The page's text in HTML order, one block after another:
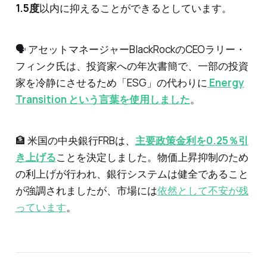
1.5度以内に抑えることができるとしています。
🗣 アセットマネージャーBlackRockのCEOラリー・
フィンク氏は、投資家への年次書簡で、一部の投資
家を冷静にさせるため「ESG」の代わりに Energy
Transition という言葉を使用しました。
🏦 米国の中央銀行FRBは、 主要政策金利を0.25％引
き上げることを決定しました。物価上昇抑制のため
の利上げが行われ、銀行システムは健全であること
が強調されましたが、市場には依然として不安が残
っています。